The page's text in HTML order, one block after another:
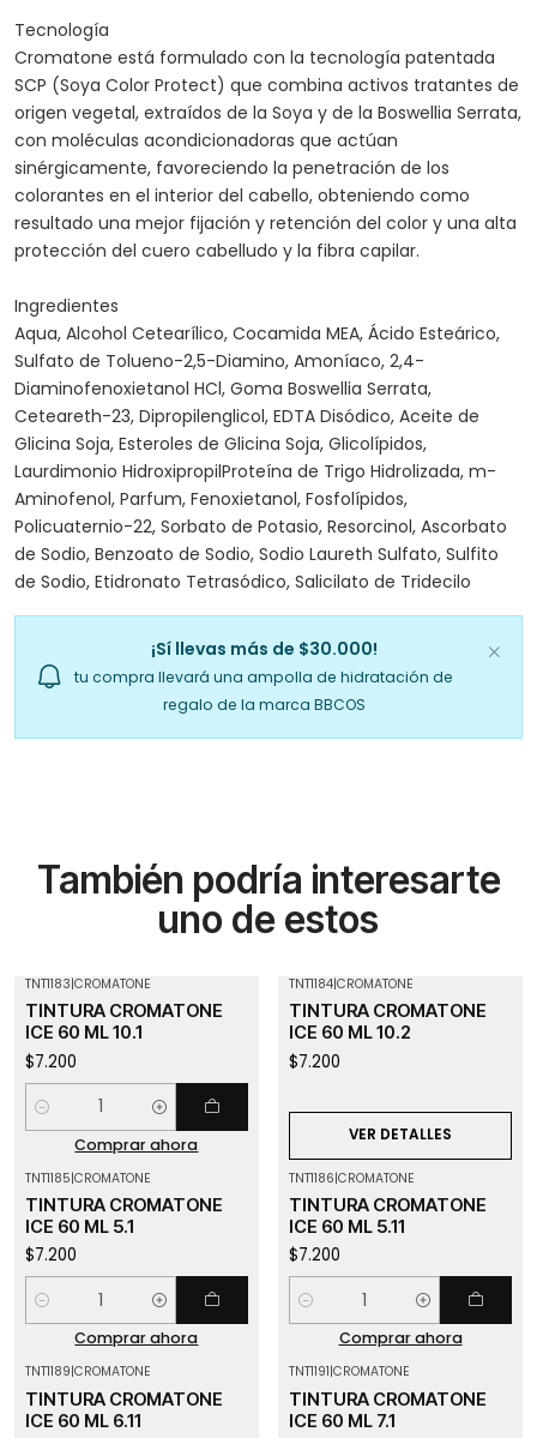
Tecnología
Cromatone está formulado con la tecnología patentada
SCP (Soya Color Protect) que combina activos tratantes de
origen vegetal, extraídos de la Soya y de la Boswellia Serrata,
con moléculas acondicionadoras que actúan
sinérgicamente, favoreciendo la penetración de los
colorantes en el interior del cabello, obteniendo como
resultado una mejor fijación y retención del color y una alta
protección del cuero cabelludo y la fibra capilar.
Ingredientes
Aqua, Alcohol Cetearílico, Cocamida MEA, Ácido Esteárico,
Sulfato de Tolueno-2,5-Diamino, Amoníaco, 2,4-
Diaminofenoxietanol HCl, Goma Boswellia Serrata,
Ceteareth-23, Dipropilenglicol, EDTA Disódico, Aceite de
Glicina Soja, Esteroles de Glicina Soja, Glicolípidos,
Laurdimonio HidroxipropilProteína de Trigo Hidrolizada, m-
Aminofenol, Parfum, Fenoxietanol, Fosfolípidos,
Policuaternio-22, Sorbato de Potasio, Resorcinol, Ascorbato
de Sodio, Benzoato de Sodio, Sodio Laureth Sulfato, Sulfito
de Sodio, Etidronato Tetrasódico, Salicilato de Tridecilo
¡Sí llevas más de $30.000!
tu compra llevará una ampolla de hidratación de
regalo de la marca BBCOS
También podría interesarte
uno de estos
TNT1183|CROMATONE
TINTURA CROMATONE
ICE 60 ML 10.1
$7.200
Cantidad
Comprar ahora
TNT1184|CROMATONE
TINTURA CROMATONE
ICE 60 ML 10.2
$7.200
VER DETALLES
TNT1185|CROMATONE
TINTURA CROMATONE
ICE 60 ML 5.1
$7.200
Cantidad
Comprar ahora
TNT1186|CROMATONE
TINTURA CROMATONE
ICE 60 ML 5.11
$7.200
Cantidad
Comprar ahora
TNT1189|CROMATONE
TINTURA CROMATONE
ICE 60 ML 6.11
TNT1191|CROMATONE
TINTURA CROMATONE
ICE 60 ML 7.1